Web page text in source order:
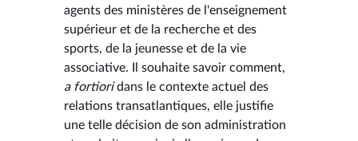
agents des ministères de l'enseignement
supérieur et de la recherche et des
sports, de la jeunesse et de la vie
associative. Il souhaite savoir comment,
a fortioridans le contexte actuel des
relations transatlantiques, elle justifie
une telle décision de son administration